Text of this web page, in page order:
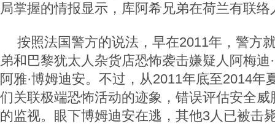
局掌握的情报显示，库阿希兄弟在荷兰有联络
按照法国警方的说法，早在2011年，警方
弟和巴黎犹太人杂货店恐怖袭击嫌疑人阿梅迪
阿雅·博姆迪安。不过，从2011年底至2014年
们关联极端恐怖活动的迹象，错误评估安全
的监视。眼下博姆迪安在逃，其他3人已被击